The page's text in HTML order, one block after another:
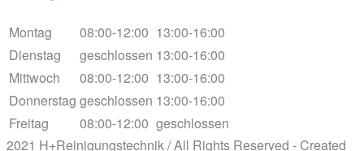
Montag 08:00-12:00 13:00-16:00
Dienstag
geschlossen 13:00-16:00
Mittwoch
08:00-12:00 13:00-16:00
Donnerstag geschlossen 13:00-16:00
Freitag
08:00-12:00 geschlossen
2021 H+Reinigungstechnik / All Rights Reserved - Created